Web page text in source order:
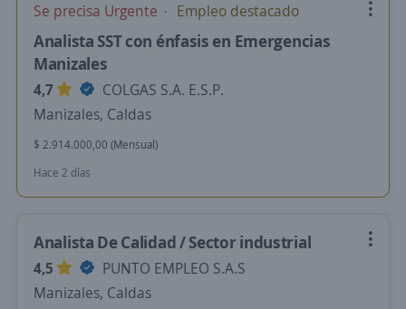
Se precisa Urgente Empleo destacado
Analista SST con énfasis en Emergencias
Manizales
4,7
COLGAS S.A. E.S.P.
Manizales, Caldas
$ 2.914.000,00 (Mensual)
Hace 2 días
Analista De Calidad / Sector industrial
4,5
PUNTO EMPLEO S.A.S
Manizales, Caldas